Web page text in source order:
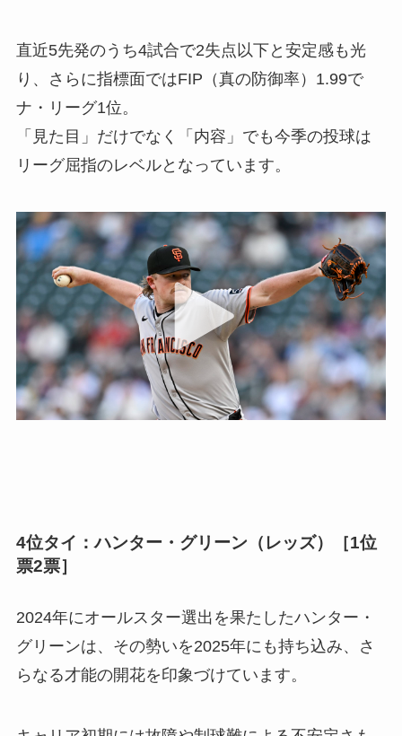
直近5先発のうち4試合で2失点以下と安定感も光
り、さらに指標面ではFIP（真の防御率）1.99で
ナ・リーグ1位。
「見た目」だけでなく「内容」でも今季の投球は
リーグ屈指のレベルとなっています。
4位タイ：ハンター・グリーン（レッズ）［1位
票2票］
2024年にオールスター選出を果たしたハンター・
グリーンは、その勢いを2025年にも持ち込み、さ
らなる才能の開花を印象づけています。